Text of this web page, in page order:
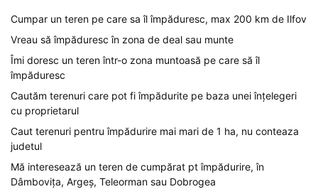
Cumpar un teren pe care sa îl împăduresc, max 200 km de Ilfov
Vreau să împăduresc în zona de deal sau munte
Îmi doresc un teren într-o zona muntoasă pe care să îl
împăduresc
Cautăm terenuri care pot fi împădurite pe baza unei înțelegeri
cu proprietarul
Caut terenuri pentru împădurire mai mari de 1 ha, nu conteaza
judetul
Mă interesează un teren de cumpărat pt împădurire, în
Dâmbovița, Argeș, Teleorman sau Dobrogea